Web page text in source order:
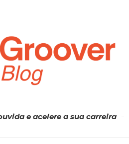
e acelere a sua carreira